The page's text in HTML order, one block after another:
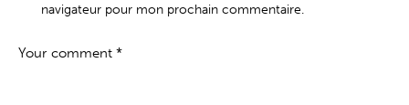
navigateur pour mon prochain commentaire.